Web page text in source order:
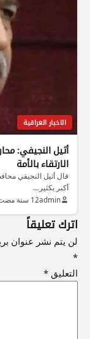
الاخبار العراقية
أثيل النجيفي:
الارتقاء بالأمة
قال أثيل النجيفي
أكبر بكثير…
admin12 سنة مضت
اترك تعليقاً
لن يتم نشر عنوان
*
التعليق *